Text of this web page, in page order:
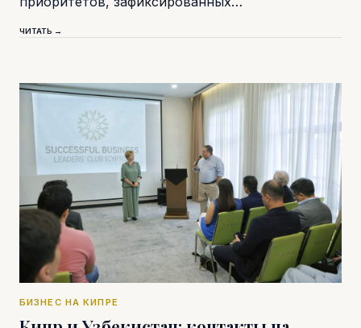
ЧИТАТЬ →
БИЗНЕС НА КИПРЕ